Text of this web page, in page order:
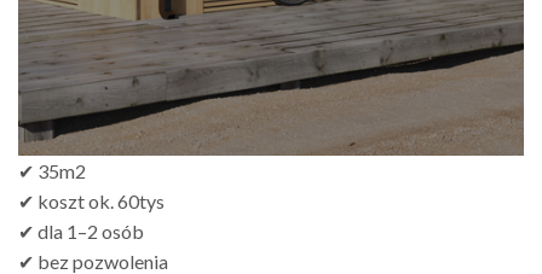
✔ 35m2
✔ koszt ok. 60tys
✔ dla 1–2 osób
✔ bez pozwolenia